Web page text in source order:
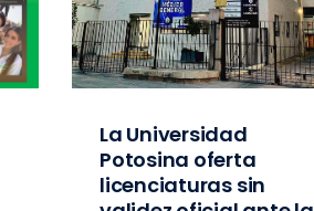
La Universidad
Potosina oferta
licenciaturas sin